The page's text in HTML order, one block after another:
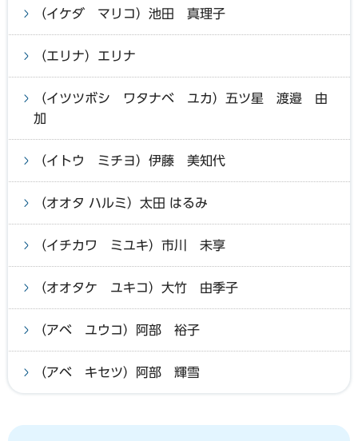
（イケダ マリコ）池田 真理子
（エリナ）エリナ
（イツツボシ ワタナベ ユカ）五ツ星 渡邉 由
加
（イトウ ミチヨ）伊藤 美知代
（オオタ ハルミ）太田 はるみ
（イチカワ ミユキ）市川 未享
（オオタケ ユキコ）大竹 由季子
（アベ ユウコ）阿部 裕子
（アベ キセツ）阿部 輝雪